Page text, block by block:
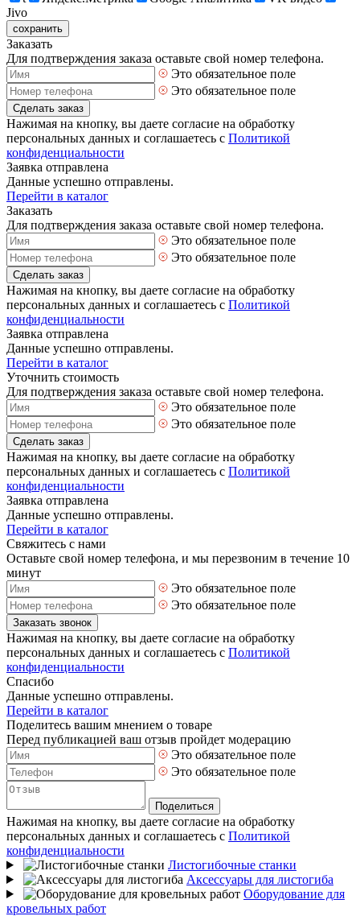
Jivo
сохранить
Заказать
Для подтверждения заказа оставьте свой номер телефона.
Это обязательное поле
Это обязательное поле
Сделать заказ
Нажимая на кнопку, вы даете согласие на обработку
персональных данных и соглашаетесь с Политикой
конфиденциальности
Заявка отправлена
Данные успешно отправлены.
Перейти в каталог
Заказать
Для подтверждения заказа оставьте свой номер телефона.
Это обязательное поле
Это обязательное поле
Сделать заказ
Нажимая на кнопку, вы даете согласие на обработку
персональных данных и соглашаетесь с Политикой
конфиденциальности
Заявка отправлена
Данные успешно отправлены.
Перейти в каталог
Уточнить стоимость
Для подтверждения заказа оставьте свой номер телефона.
Это обязательное поле
Это обязательное поле
Сделать заказ
Нажимая на кнопку, вы даете согласие на обработку
персональных данных и соглашаетесь с Политикой
конфиденциальности
Заявка отправлена
Данные успешно отправлены.
Перейти в каталог
Свяжитесь с нами
Оставьте свой номер телефона, и мы перезвоним в течение 10
минут
Это обязательное поле
Это обязательное поле
Заказать звонок
Нажимая на кнопку, вы даете согласие на обработку
персональных данных и соглашаетесь с Политикой
конфиденциальности
Спасибо
Данные успешно отправлены.
Перейти в каталог
Поделитесь вашим мнением о товаре
Перед публикацией ваш отзыв пройдет модерацию
Это обязательное поле
Это обязательное поле
Поделиться
Нажимая на кнопку, вы даете согласие на обработку
персональных данных и соглашаетесь с Политикой
конфиденциальности
Листогибочные станки
Аксессуары для листогиба
Оборудование для
кровельных работ